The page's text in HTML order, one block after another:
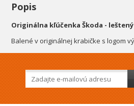
Popis
Originálna kľúčenka Škoda -
Balené v originálnej krabičke s logom